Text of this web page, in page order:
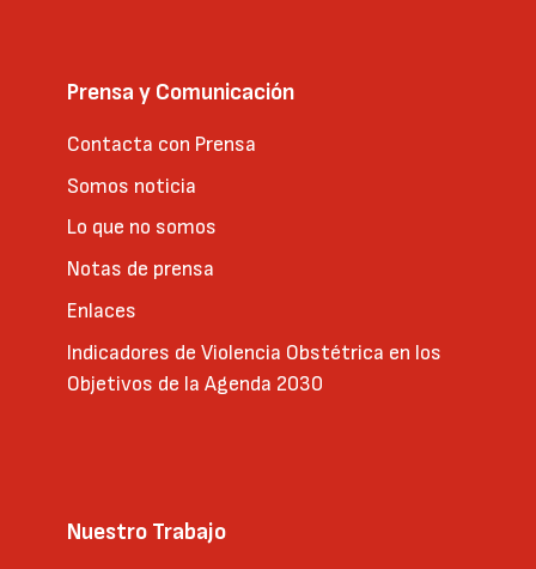
Prensa y Comunicación
Contacta con Prensa
Somos noticia
Lo que no somos
Notas de prensa
Enlaces
Indicadores de Violencia Obstétrica en los
Objetivos de la Agenda 2030
Nuestro Trabajo